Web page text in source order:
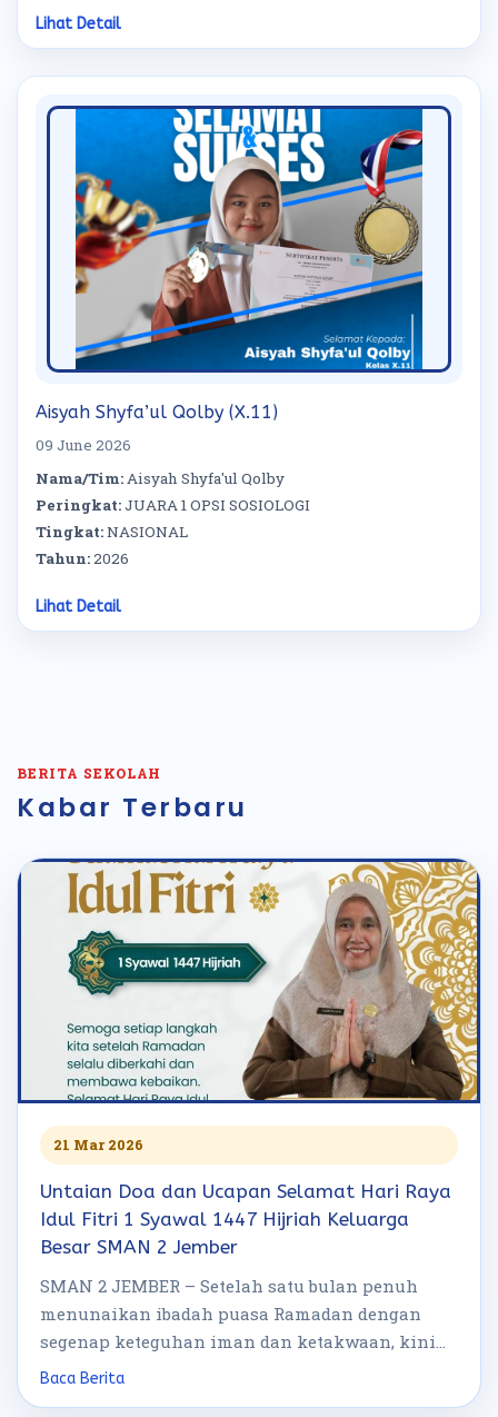
Lihat Detail
Aisyah Shyfa’ul Qolby (X.11)
09 June 2026
Nama/Tim:Aisyah Shyfa'ul Qolby
Peringkat:JUARA 1 OPSI SOSIOLOGI
Tingkat:NASIONAL
Tahun:2026
Lihat Detail
BERITA SEKOLAH
Kabar Terbaru
21 Mar 2026
Untaian Doa dan Ucapan Selamat Hari Raya
Idul Fitri 1 Syawal 1447 Hijriah Keluarga
Besar SMAN 2 Jember
SMAN 2 JEMBER – Setelah satu bulan penuh
menunaikan ibadah puasa Ramadan dengan
segenap keteguhan iman dan ketakwaan, kini
hari […]
Baca Berita